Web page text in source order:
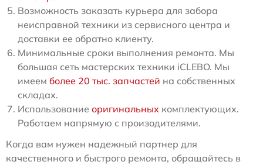
Возможность заказать курьера для забора
неисправной техники из сервисного центра и
доставки ее обратно клиенту.
Минимальные сроки выполнения ремонта. Мы
большая сеть мастерских техники iCLEBO. Мы
имеем более 20 тыс. запчастей на собственных
складах.
Использование оригинальных комплектующих.
Работаем напрямую с произодителями.
Когда вам нужен надежный партнер для
качественного и быстрого ремонта, обращайтесь в